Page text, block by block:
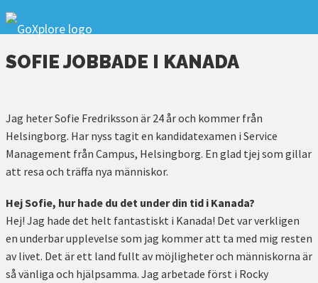
SOFIE JOBBADE I KANADA
Jag heter Sofie Fredriksson är 24 år och kommer från
Helsingborg. Har nyss tagit en kandidatexamen i Service
Management från Campus, Helsingborg. En glad tjej som gillar
att resa och träffa nya människor.
Hej Sofie, hur hade du det under din tid i Kanada?
Hej! Jag hade det helt fantastiskt i Kanada! Det var verkligen
en underbar upplevelse som jag kommer att ta med mig resten
av livet. Det är ett land fullt av möjligheter och människorna är
så vänliga och hjälpsamma. Jag arbetade först i Rocky